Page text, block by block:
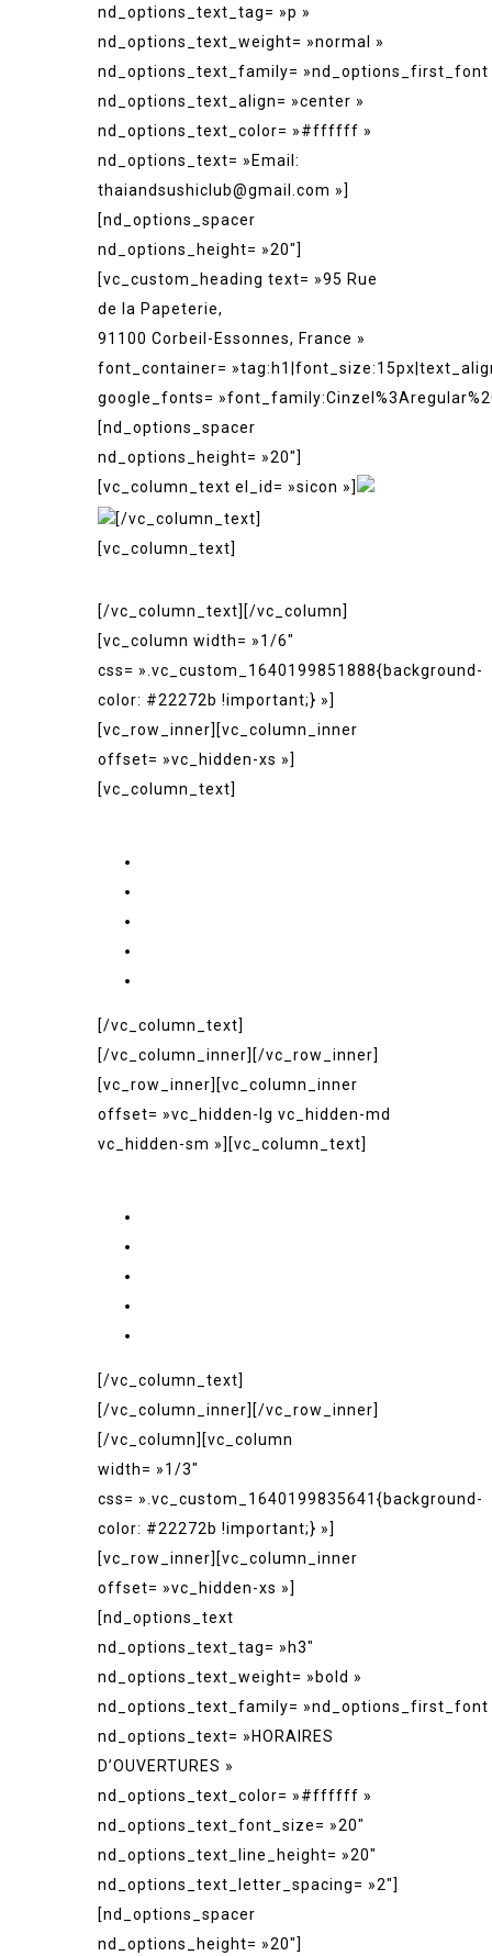
nd_options_text_tag= »p »
nd_options_text_weight= »normal »
nd_options_text_family= »nd_options_first_font
nd_options_text_align= »center »
nd_options_text_color= »#ffffff »
nd_options_text= »Email:
thaiandsushiclub@gmail.com »]
[nd_options_spacer
nd_options_height= »20″]
[vc_custom_heading text= »95 Rue
de la Papeterie,
91100 Corbeil-Essonnes, France »
font_container=
google_fonts=
[nd_options_spacer
nd_options_height= »20″]
[vc_column_text el_id= »sicon »]
[/vc_column_text]
[vc_column_text]
[/vc_column_text][/vc_column]
[vc_column width= »1/6″
css= ».vc_custom_1640199851888{background-
color: #22272b !important;} »]
[vc_row_inner][vc_column_inner
offset= »vc_hidden-xs »]
[vc_column_text]
[/vc_column_text]
[/vc_column_inner][/vc_row_inner]
[vc_row_inner][vc_column_inner
offset= »vc_hidden-lg vc_hidden-md
vc_hidden-sm »][vc_column_text]
[/vc_column_text]
[/vc_column_inner][/vc_row_inner]
[/vc_column][vc_column
width= »1/3″
css= ».vc_custom_1640199835641{background-
color: #22272b !important;} »]
[vc_row_inner][vc_column_inner
offset= »vc_hidden-xs »]
[nd_options_text
nd_options_text_tag= »h3″
nd_options_text_weight= »bold »
nd_options_text_family= »nd_options_first_font
nd_options_text= »HORAIRES
D’OUVERTURES »
nd_options_text_color= »#ffffff »
nd_options_text_font_size= »20″
nd_options_text_line_height= »20″
nd_options_text_letter_spacing= »2″]
[nd_options_spacer
nd_options_height= »20″]